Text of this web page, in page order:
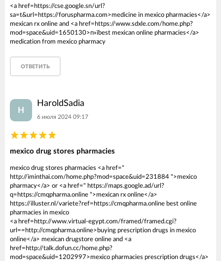
<a href=https://cse.google.sn/url?
sa=t&url=https://foruspharma.com>medicine in mexico pharmacies</a>
mexican rx online and <a href=https://www.sdxle.com/home.php?
mod=space&uid=1650130>п»їbest mexican online pharmacies</a>
medication from mexico pharmacy
ОТВЕТИТЬ
H
HaroldSadia
6 июля 2024 09:17
mexico drug stores pharmacies
mexico drug stores pharmacies <a href="
http://iminthai.com/home.php?mod=space&uid=231884 ">mexico
pharmacy</a> or <a href=" https://maps.google.ad/url?
q=https://cmqpharma.online ">mexican rx online</a>
https://illuster.nl/variete?ref=https://cmqpharma.online best online
pharmacies in mexico
<a href=http://www.virtual-egypt.com/framed/framed.cgi?
url==http://cmqpharma.online>buying prescription drugs in mexico
online</a> mexican drugstore online and <a
href=http://talk.dofun.cc/home.php?
mod=space&uid=1202997>mexico pharmacies prescription drugs</a>